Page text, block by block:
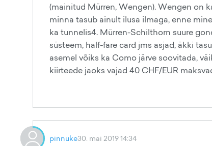
(mainitud Mürren, Wengen). Wengen on
minna tasub ainult ilusa ilmaga, enne
ka tunnelis4. Mürren-Schilthorn suure
süsteem, half-fare card jms asjad, äkki
asemel võiks ka Como järve soovitada,
kiirteede jaoks vajad 40 CHF/EUR
pinnuke30. mai 2019 14:34